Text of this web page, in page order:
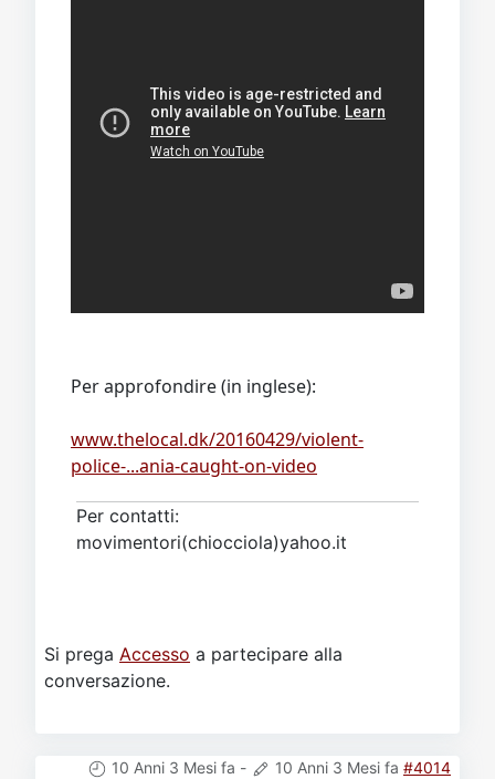
Per approfondire (in inglese):
www.thelocal.dk/20160429/violent-
police-...ania-caught-on-video
Per contatti:
movimentori(chiocciola)yahoo.it
Si prega Accesso a partecipare alla
conversazione.
10 Anni 3 Mesi fa - 10 Anni 3 Mesi fa #4014